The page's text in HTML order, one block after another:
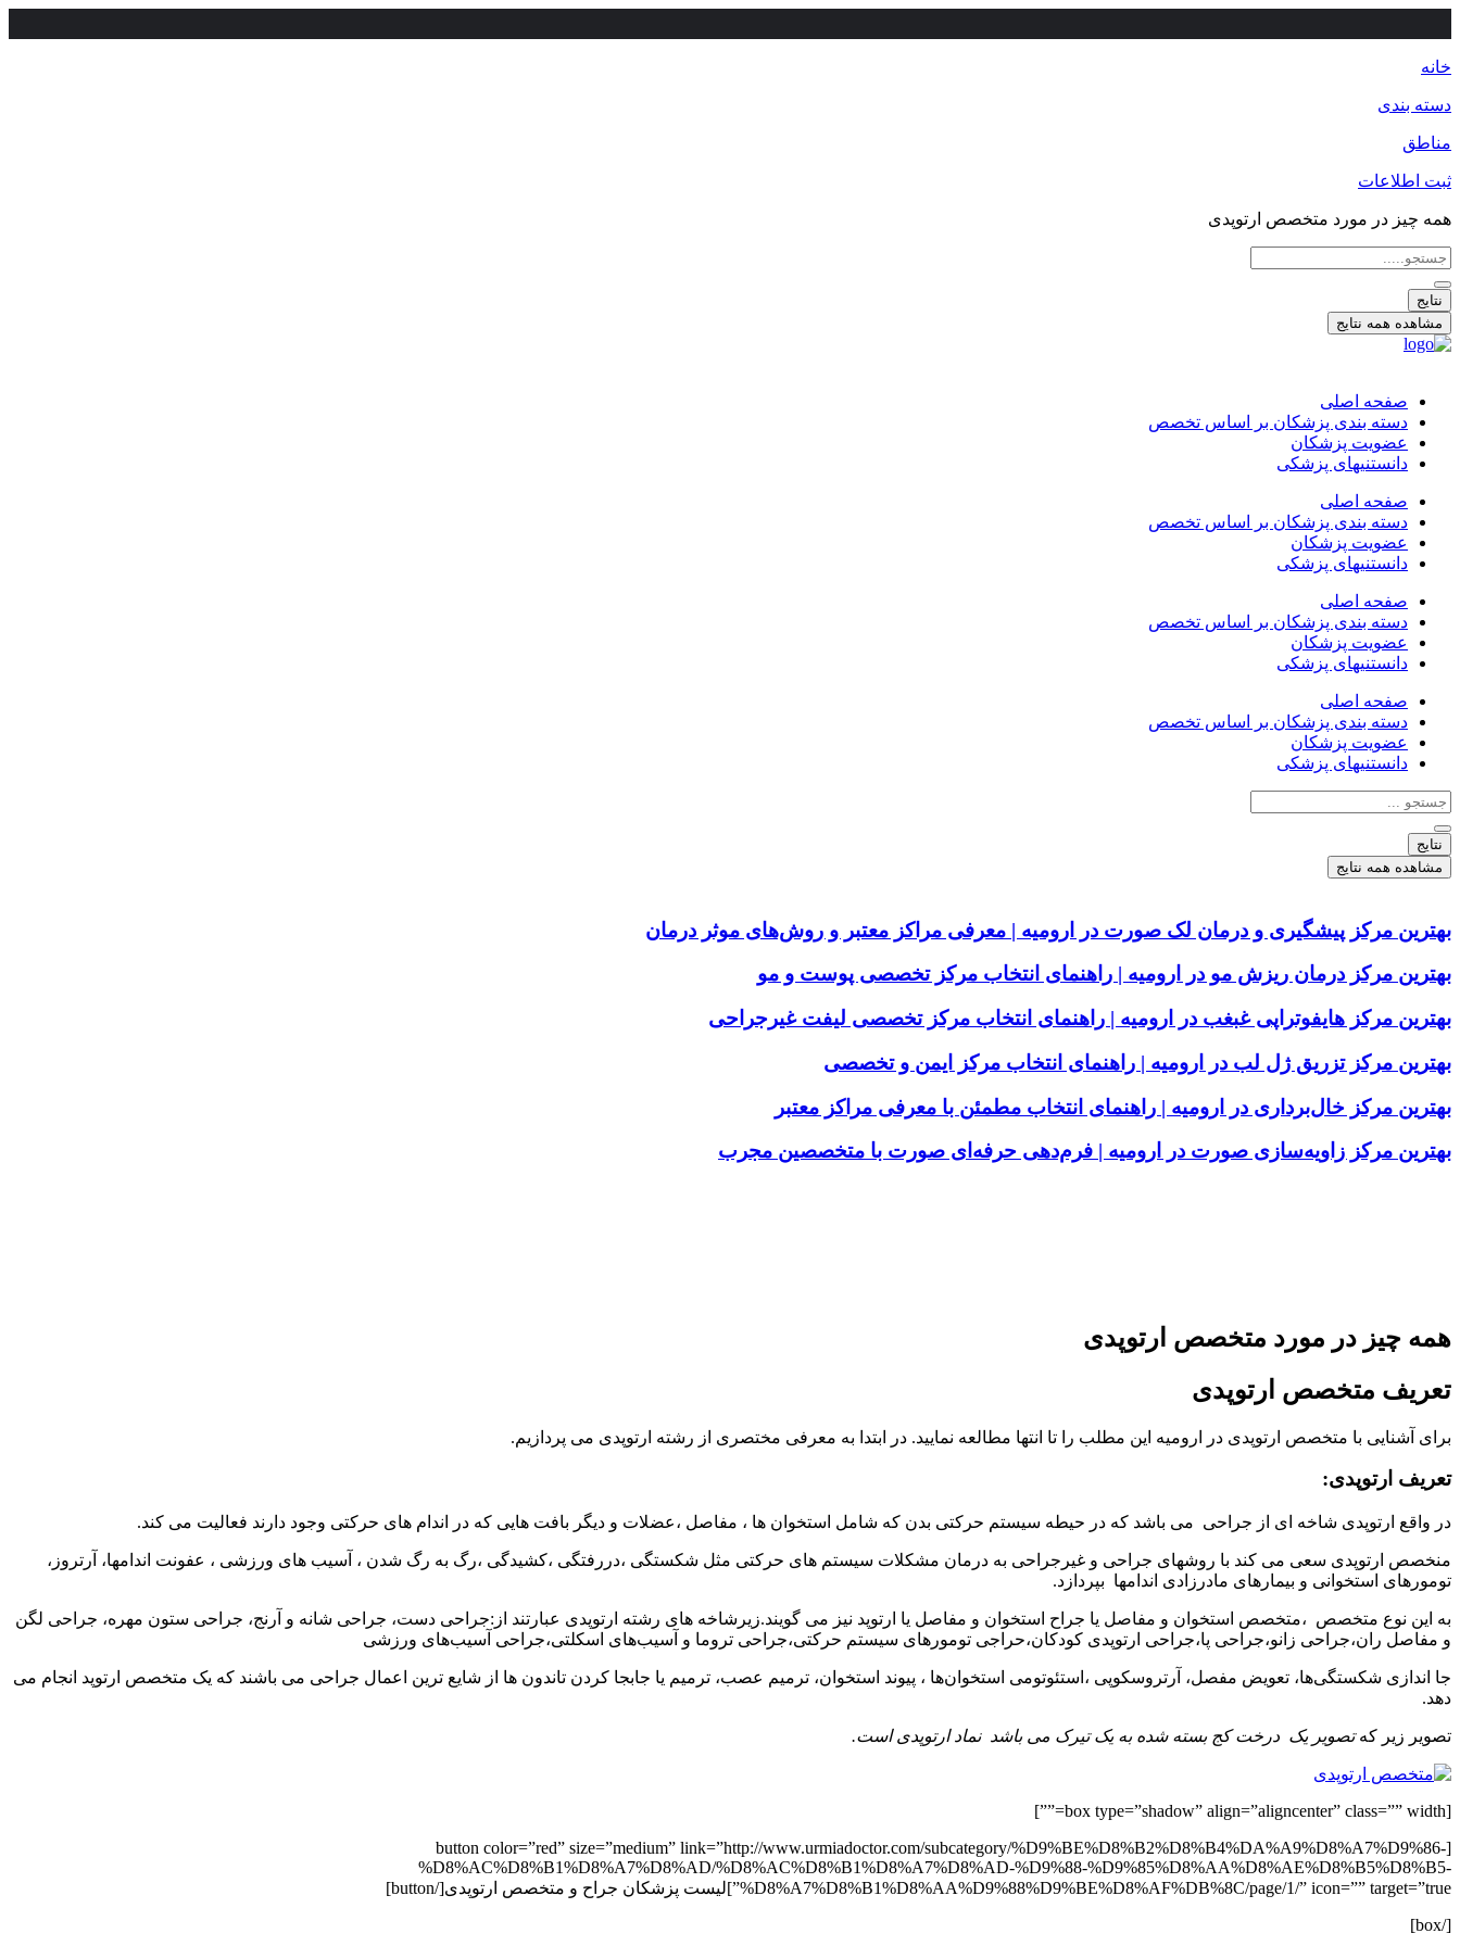
خانه
دسته بندی
مناطق
ثبت اطلاعات
همه چیز در مورد متخصص ارتوپدی
جستجو
...
نتایج
مشاهده همه نتایج
صفحه اصلی
دسته بندی پزشکان بر اساس تخصص
عضویت پزشکان
دانستنیهای پزشکی
صفحه اصلی
دسته بندی پزشکان بر اساس تخصص
عضویت پزشکان
دانستنیهای پزشکی
صفحه اصلی
دسته بندی پزشکان بر اساس تخصص
عضویت پزشکان
دانستنیهای پزشکی
صفحه اصلی
دسته بندی پزشکان بر اساس تخصص
عضویت پزشکان
دانستنیهای پزشکی
جستجو
...
نتایج
مشاهده همه نتایج
بهترین مرکز پیشگیری و درمان لک صورت در ارومیه | معرفی مراکز معتبر و روش‌های موثر درمان
بهترین مرکز درمان ریزش مو در ارومیه | راهنمای انتخاب مرکز تخصصی پوست و مو
بهترین مرکز هایفوتراپی غبغب در ارومیه | راهنمای انتخاب مرکز تخصصی لیفت غیرجراحی
بهترین مرکز تزریق ژل لب در ارومیه | راهنمای انتخاب مرکز ایمن و تخصصی
بهترین مرکز خال‌برداری در ارومیه | راهنمای انتخاب مطمئن با معرفی مراکز معتبر
بهترین مرکز زاویه‌سازی صورت در ارومیه | فرم‌دهی حرفه‌ای صورت با متخصصین مجرب
همه چیز در مورد متخصص ارتوپدی
تعریف متخصص ارتوپدی
برای آشنایی با متخصص ارتوپدی در ارومیه این مطلب را تا انتها مطالعه نمایید. در ابتدا به معرفی مختصری از رشته ارتوپدی می پردازیم.
تعریف ارتوپدی:
در واقع ارتوپدی شاخه ای از جراحی می باشد که در حیطه سیستم حرکتی بدن که شامل استخوان ها ، مفاصل ،عضلات و دیگر بافت هایی که در اندام های حرکتی وجود دارند فعالیت می کند.
منخصص ارتوپدی سعی می کند با روشهای جراحی و غیرجراحی به درمان مشکلات سیستم های حرکتی مثل شکستگی ،دررفتگی ،کشیدگی ،رگ به رگ شدن ، آسیب های ورزشی ، عفونت اندامها، آرتروز،
تومورهای استخوانی و بیمارهای مادرزادی اندامها بپردازد.
به این نوع متخصص ،متخصص استخوان و مفاصل یا جراح استخوان و مفاصل یا ارتوپد نیز می گویند.زیرشاخه های رشته ارتوپدی عبارتند از:جراحی دست، جراحی شانه و آرنج، جراحی ستون مهره، جراحی لگن
و مفاصل ران،جراحی زانو،جراحی پا،جراحی ارتوپدی کودکان،حراجی تومورهای سیستم حرکتی،جراحی تروما و آسیب‌های اسکلتی،جراحی آسیب‌های ورزشی
جا اندازی شکستگی‌ها، تعویض مفصل، آرتروسکوپی ،استئوتومی استخوان‌ها ، پیوند استخوان، ترمیم عصب، ترمیم یا جابجا کردن تاندون ها از شایع ترین اعمال جراحی می باشند که یک متخصص ارتوپد انجام می
دهد.
تصویر زیر کهتصویر یک درخت کج بسته شده به یک تیرک می باشد نماد ارتوپدی است.
[box type=”shadow” align=”aligncenter” class=”” width=””]
[button color=”red” size=”medium” link=”http://www.urmiadoctor.com/subcategory/%D9%BE%D8%B2%D8%B4%DA%A9%D8%A7%D9%86-
%D8%AC%D8%B1%D8%A7%D8%AD/%D8%AC%D8%B1%D8%A7%D8%AD-%D9%88-%D9%85%D8%AA%D8%AE%D8%B5%D8%B5-
%D8%A7%D8%B1%D8%AA%D9%88%D9%BE%D8%AF%DB%8C/page/1/” icon=”” target=”true”]لیست پزشکان جراح و متخصص ارتوپدی[/button]
[/box]